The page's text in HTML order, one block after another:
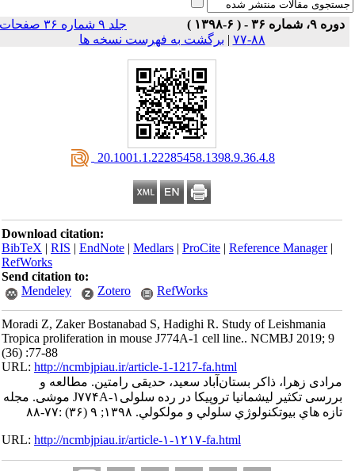
جلد ۹ شماره ۳۶ صفحات
برگشت به فهرست نسخه ها
‎ 20.1001.1.22285458.1398.9.36.4.8
Download citation:
BibTeX| RIS|EndNote|Medlars|ProCite|
Send citation to:
Mendeley
Zotero
Moradi Z, Zaker Bostanabad S, Hadighi R. Study of
Tropica proliferation in mouse J774A-1 cell line..
URL:http://ncmbjpiau.ir/article-1-1217-fa.html
بستان‌آباد سعید، حدیقی رامتین. مطالعه و
بررسی تکثیر لیشمانیا تروپیکا در رده سلولیJ۷۷۴A-۱ موشی. مجله
سلولي و مولكولي. ۱۳۹۸; ۹ (۳۶) :۷۷-۸۸
URL:http://ncmbjpiau.ir/article-۱-۱۲۱۷-fa.html